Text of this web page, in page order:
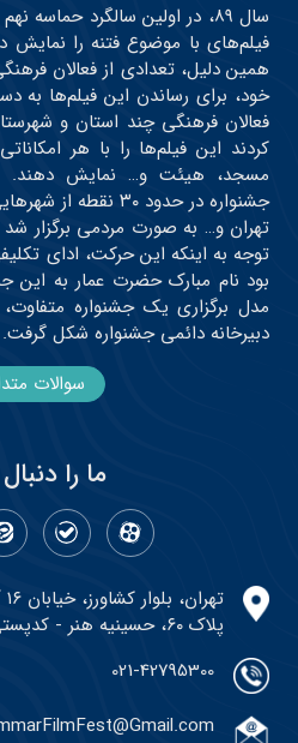
سال ۸۹، در اولین سالگرد
فیلم‌های با موضوع فتنه را نمایش
همین دلیل، تعدادی از فعالان
خود، برای رساندن این فیلم‌ها به
فعالان فرهنگی چند استان و
کردند این فیلم‌ها را با هر
مسجد، هیئت و… نمایش دهند.
جشنواره در حدود ۳۰
توجه به اینکه این حرکت، ادای
بود نام مبارک حضرت عمار به این
مدل برگزاری یک جشنواره
دبیرخانه دائمی جشنواره شکل گرفت.
سوالات
ما را
پلاک ۶۰، حسینیه هنر - کدپستی: ۱۴۱۷۹۷۳۶۵۱
021-42795300